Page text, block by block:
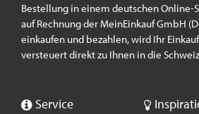
Bestellung in einem deutschen Online-
auf Rechnung der MeinEinkauf GmbH
einkaufen und bezahlen, wird Ihr
versteuert direkt zu Ihnen in die
Service